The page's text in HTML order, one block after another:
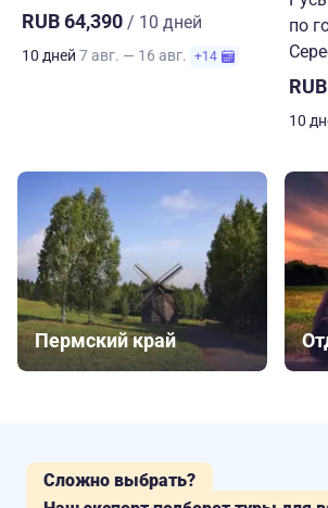
RUB 64,390 / 10 дней
10 дней 7 авг. — 16 авг. +14
по
10
Пермский край
Сложно выбрать?